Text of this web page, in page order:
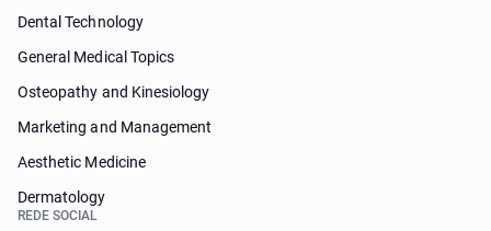
Dental Technology
General Medical Topics
Osteopathy and Kinesiology
Marketing and Management
Aesthetic Medicine
Dermatology
REDE SOCIAL